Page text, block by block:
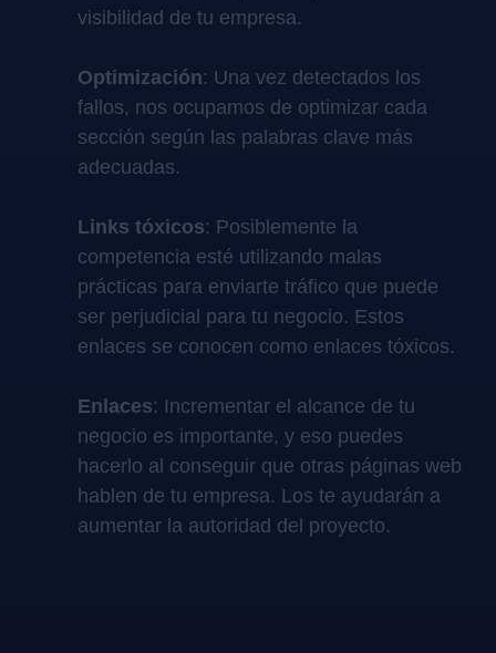
visibilidad de tu empresa.
Optimización: Una vez detectados los
fallos, nos ocupamos de optimizar cada
sección según las palabras clave más
adecuadas.
Links tóxicos: Posiblemente la
competencia esté utilizando malas
prácticas para enviarte tráfico que puede
ser perjudicial para tu negocio. Estos
enlaces se conocen como enlaces tóxicos.
Enlaces: Incrementar el alcance de tu
negocio es importante, y eso puedes
hacerlo al conseguir que otras páginas web
hablen de tu empresa. Los te ayudarán a
aumentar la autoridad del proyecto.